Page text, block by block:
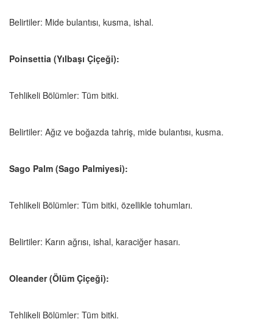
Belirtiler: Mide bulantısı, kusma, ishal.
Poinsettia (Yılbaşı Çiçeği):
Tehlikeli Bölümler: Tüm bitki.
Belirtiler: Ağız ve boğazda tahriş, mide bulantısı, kusma.
Sago Palm (Sago Palmiyesi):
Tehlikeli Bölümler: Tüm bitki, özellikle tohumları.
Belirtiler: Karın ağrısı, ishal, karaciğer hasarı.
Oleander (Ölüm Çiçeği):
Tehlikeli Bölümler: Tüm bitki.